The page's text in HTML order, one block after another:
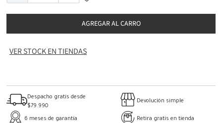
AGREGAR AL CARRO
VER STOCK EN TIENDAS
Despacho gratis desde
$79.990
Devolución simple
6 meses de garantía Retira gratis en tienda